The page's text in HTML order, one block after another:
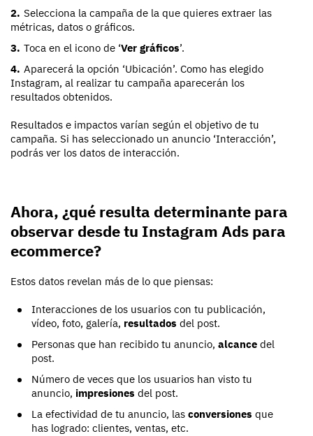
Selecciona la campaña de la que quieres extraer las
métricas, datos o gráficos.
Toca en el icono de ‘Ver gráficos’.
Aparecerá la opción ‘Ubicación’. Como has elegido
Instagram, al realizar tu campaña aparecerán los
resultados obtenidos.
Resultados e impactos varían según el objetivo de tu
campaña. Si has seleccionado un anuncio ‘Interacción’,
podrás ver los datos de interacción.
Ahora, ¿qué resulta determinante para
observar desde tu Instagram Ads para
ecommerce?
Estos datos revelan más de lo que piensas:
Interacciones de los usuarios con tu publicación,
vídeo, foto, galería, resultados del post.
Personas que han recibido tu anuncio, alcance del
post.
Número de veces que los usuarios han visto tu
anuncio, impresiones del post.
La efectividad de tu anuncio, las conversiones que
has logrado: clientes, ventas, etc.